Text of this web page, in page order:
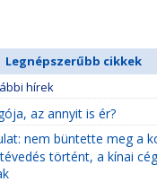
Legnépszerűbb cikkek
hírek
az annyit is ér?
nem büntette meg a
történt, a kínai